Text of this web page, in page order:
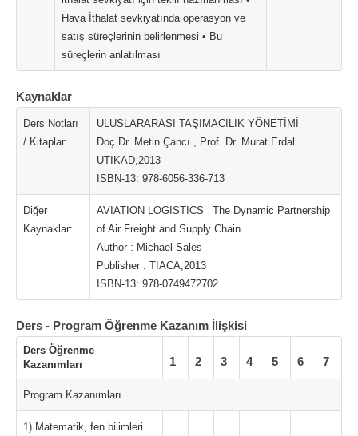
Hava İthalat sevkiyatında operasyon ve
satış süreçlerinin belirlenmesi • Bu
süreçlerin anlatılması
Kaynaklar
Ders Notları
/ Kitaplar:
ULUSLARARASI TAŞIMACILIK YÖNETİMİ
Doç.Dr. Metin Çancı , Prof. Dr. Murat Erdal
UTIKAD,2013
ISBN-13: 978-6056-336-713
Diğer
Kaynaklar:
AVIATION LOGISTICS_ The Dynamic Partnership
of Air Freight and Supply Chain
Author : Michael Sales
Publisher : TIACA,2013
ISBN-13: 978-0749472702
Ders - Program Öğrenme Kazanım İlişkisi
Ders Öğrenme
Kazanımları
1 2 3 4 5 6 7
Program Kazanımları
1) Matematik, fen bilimleri